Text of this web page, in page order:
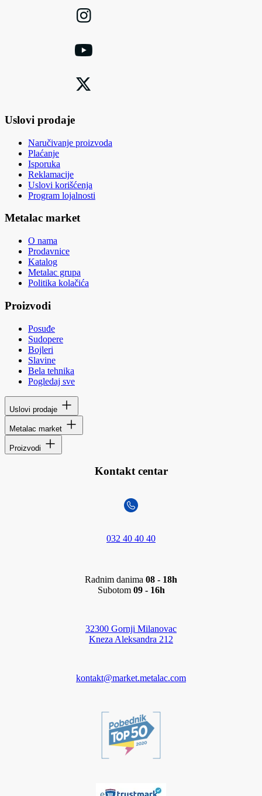
Uslovi prodaje
Naručivanje proizvoda
Plaćanje
Isporuka
Reklamacije
Uslovi korišćenja
Program lojalnosti
Metalac market
O nama
Prodavnice
Katalog
Metalac grupa
Politika kolačića
Proizvodi
Posuđe
Sudopere
Bojleri
Slavine
Bela tehnika
Pogledaj sve
Uslovi prodaje
Metalac market
Proizvodi
Kontakt centar
032 40 40 40
Radnim danima 08 - 18h
Subotom 09 - 16h
32300 Gornji Milanovac
Kneza Aleksandra 212
kontakt@market.metalac.com